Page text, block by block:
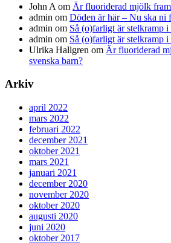
John A om Är fluoriderad mjölk
admin om Döden är här – Nu ska ni
admin om Så (o)farligt är stelkramp
admin om Så (o)farligt är stelkramp
Ulrika Hallgren om Är fluoriderad
svenska barn?
Arkiv
april 2022
mars 2022
februari 2022
december 2021
oktober 2021
mars 2021
januari 2021
december 2020
november 2020
oktober 2020
augusti 2020
juni 2020
oktober 2017